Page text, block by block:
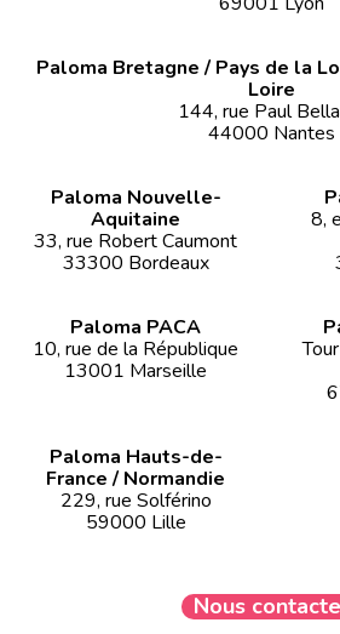
Paloma Bretagne / Pays de la
Loire
144, rue Paul
44000 Nantes
Paloma Nouvelle-
Aquitaine
33, rue Robert Caumont
33300 Bordeaux
8,
Paloma PACA
10, rue de la République
13001 Marseille
Paloma Hauts-de-
France / Normandie
229, rue Solférino
59000 Lille
Nous